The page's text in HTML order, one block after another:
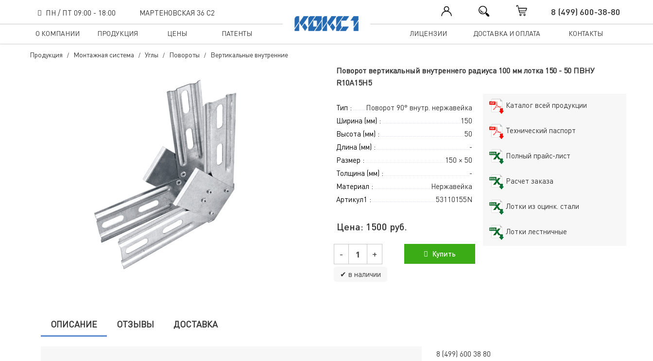
ПН / ПТ 09:00 - 18:00 МАРТЕНОВСКАЯ 36 С2 8 (499) 600-38-80
О КОМПАНИИ ПРОДУКЦИЯ ЦЕНЫ ПАТЕНТЫ КОНТАКТЫ
ДОСТАВКА И ОПЛАТА
ЛИЦЕНЗИИ
Продукция Монтажная система Углы Повороты Вертикальные внутренние
Поворот вертикальный внутреннего радиуса 100 мм лотка 150 - 50 ПВНУ
R10A15H5
Тип :
Поворот 90° внутр. нержавейка
Ширина (мм) :
150
Высота (мм) :
50
Длина (мм) :
-
Размер :
150 × 50
Толщина (мм) :
-
Материал :
Нержавейка
Артикул1 :
53110155N
Цена: 1500 руб.
- +
✔ в наличии
Купить
Каталог всей продукции
Технический паспорт
Полный прайс-лист
Расчет заказа
Лотки из оцинк. стали
Лотки лестничные
ОПИСАНИЕ ОТЗЫВЫ ДОСТАВКА
8 (499) 600 38 80